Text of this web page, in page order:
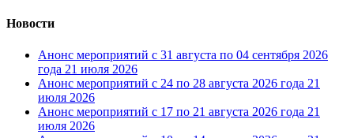
Новости
Анонс мероприятий с 31 августа по 04 сентября 2026
года 21 июля 2026
Анонс мероприятий с 24 по 28 августа 2026 года 21
июля 2026
Анонс мероприятий с 17 по 21 августа 2026 года 21
июля 2026